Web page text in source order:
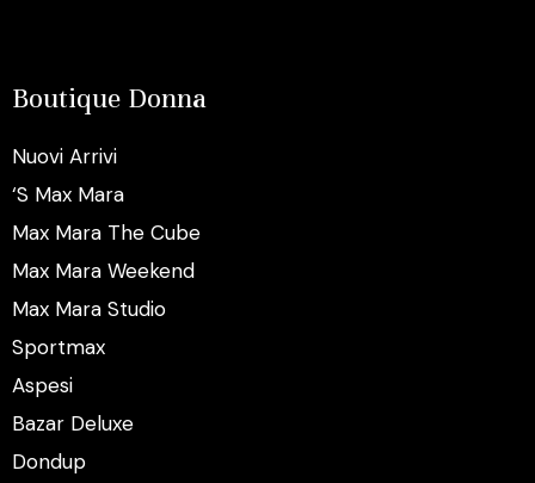
Boutique Donna
Nuovi Arrivi
‘S Max Mara
Max Mara The Cube
Max Mara Weekend
Max Mara Studio
Sportmax
Aspesi
Bazar Deluxe
Dondup